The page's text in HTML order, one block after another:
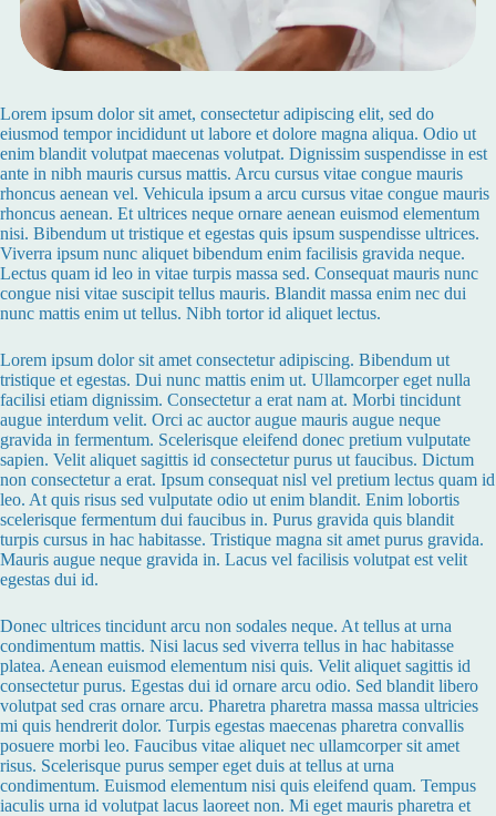
Lorem ipsum dolor sit amet, consectetur adipiscing elit, sed do
eiusmod tempor incididunt ut labore et dolore magna aliqua. Odio ut
enim blandit volutpat maecenas volutpat. Dignissim suspendisse in est
ante in nibh mauris cursus mattis. Arcu cursus vitae congue mauris
rhoncus aenean vel. Vehicula ipsum a arcu cursus vitae congue mauris
rhoncus aenean. Et ultrices neque ornare aenean euismod elementum
nisi. Bibendum ut tristique et egestas quis ipsum suspendisse ultrices.
Viverra ipsum nunc aliquet bibendum enim facilisis gravida neque.
Lectus quam id leo in vitae turpis massa sed. Consequat mauris nunc
congue nisi vitae suscipit tellus mauris. Blandit massa enim nec dui
nunc mattis enim ut tellus. Nibh tortor id aliquet lectus.
Lorem ipsum dolor sit amet consectetur adipiscing. Bibendum ut
tristique et egestas. Dui nunc mattis enim ut. Ullamcorper eget nulla
facilisi etiam dignissim. Consectetur a erat nam at. Morbi tincidunt
augue interdum velit. Orci ac auctor augue mauris augue neque
gravida in fermentum. Scelerisque eleifend donec pretium vulputate
sapien. Velit aliquet sagittis id consectetur purus ut faucibus. Dictum
non consectetur a erat. Ipsum consequat nisl vel pretium lectus quam id
leo. At quis risus sed vulputate odio ut enim blandit. Enim lobortis
scelerisque fermentum dui faucibus in. Purus gravida quis blandit
turpis cursus in hac habitasse. Tristique magna sit amet purus gravida.
Mauris augue neque gravida in. Lacus vel facilisis volutpat est velit
egestas dui id.
Donec ultrices tincidunt arcu non sodales neque. At tellus at urna
condimentum mattis. Nisi lacus sed viverra tellus in hac habitasse
platea. Aenean euismod elementum nisi quis. Velit aliquet sagittis id
consectetur purus. Egestas dui id ornare arcu odio. Sed blandit libero
volutpat sed cras ornare arcu. Pharetra pharetra massa massa ultricies
mi quis hendrerit dolor. Turpis egestas maecenas pharetra convallis
posuere morbi leo. Faucibus vitae aliquet nec ullamcorper sit amet
risus. Scelerisque purus semper eget duis at tellus at urna
condimentum. Euismod elementum nisi quis eleifend quam. Tempus
iaculis urna id volutpat lacus laoreet non. Mi eget mauris pharetra et